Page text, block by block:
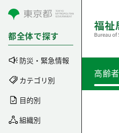
コンテンツにスキップ
都全体で探す
防災・緊急情報
カテゴリ別
目的別
組織別
高齢者